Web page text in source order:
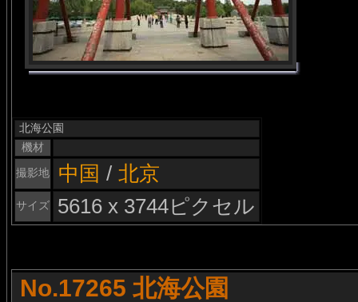
北海公園
機材
撮影地
中国 / 北京
サイズ 5616 x 3744ピクセル
No.17265 北海公園